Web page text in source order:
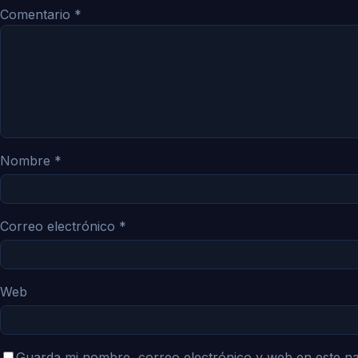
Comentario *
Nombre *
Correo electrónico *
Web